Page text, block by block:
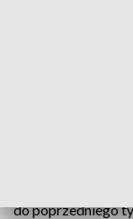
do poprzedniego